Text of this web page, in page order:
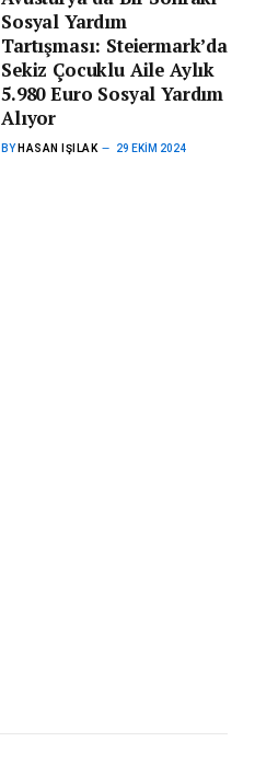
Sosyal Yardım
Tartışması: Steiermark’da
Sekiz Çocuklu Aile Aylık
5.980 Euro Sosyal Yardım
Alıyor
BY HASAN IŞILAK 29 EKIM 2024